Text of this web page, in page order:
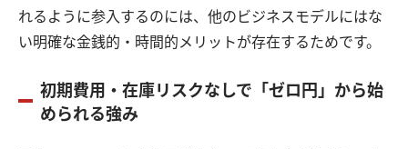
れるように参入するのには、他のビジネスモデルにはな
い明確な金銭的・時間的メリットが存在するためです。
初期費用・在庫リスクなしで「ゼロ円」から始
められる強み